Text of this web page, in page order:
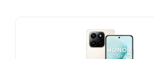
o durante l’allenamento.
🕹️ Funzioni utili: Trova auricolari,